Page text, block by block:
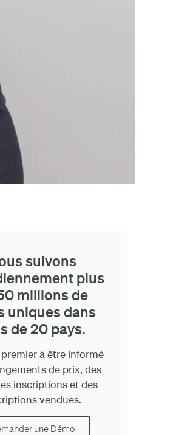
suivons
plus
millions de
uniques dans
de 20 pays.
à être informé
de prix, des
inscriptions et des
vendues.
une Démo